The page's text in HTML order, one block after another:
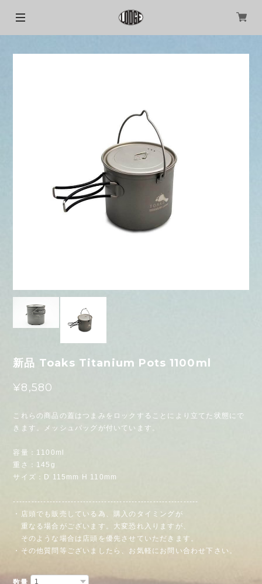
新品 Toaks Titanium Pots 1100ml
¥8,580
これらの商品の蓋はつまみをロックすることにより立てた状態にで
きます。メッシュバッグが付いています。
容量：1100ml
重さ：145g
サイズ：D 115mm H 110mm
-------------------------------------------------------------
・店頭でも販売している為、購入のタイミングが
重なる場合がございます。大変恐れ入りますが、
そのような場合は店頭を優先させていただきます。
・その他質問等ございましたら、お気軽にお問い合わせ下さい。
数量